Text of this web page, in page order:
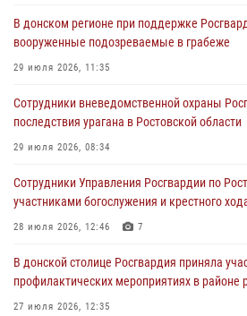
В донском регионе при поддержке
вооруженные подозреваемые в грабеже
29 июля 2026, 11:35
Сотрудники вневедомственной охраны
последствия урагана в Ростовской области
29 июля 2026, 08:34
Сотрудники Управления Росгвардии по
участниками богослужения и крестного
28 июля 2026, 12:46 7
В донской столице Росгвардия приняла
профилактических мероприятиях в районе
27 июля 2026, 12:35